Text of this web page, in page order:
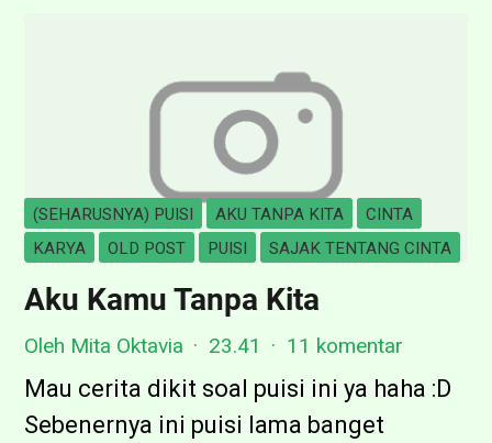
p
a
n
K
e
n
a
n
g
(SEHARUSNYA) PUISI AKU TANPA KITA
CINTA
KARYA
OLD POST PUISI SAJAK TENTANG CINTA
Aku Kamu Tanpa Kita
Oleh Mita Oktavia 23.41 11 komentar
Mau cerita dikit soal puisi ini ya haha :D
Sebenernya ini puisi lama banget